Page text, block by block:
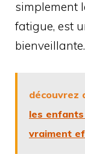
simplement
fatigue, est
bienveillante.
découvrez
les
vraiment